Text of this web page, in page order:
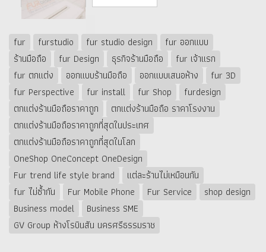
fur furstudio fur studio design
fur ออกแบบ
ร้านมือถือ
fur Design ธุรกิจร้านมือถือ
fur เจ้าแรก
fur ตกแต่ง
ออกแบบร้านมือถือ ออกแบบเสนอห้าง
fur 3D
fur Perspective
fur install fur Shop
furdesign
ตกแต่งร้านมือถือราคาถูก
ตกแต่งร้านมือถือ ราคาโรงงาน
ตกแต่งร้านมือถือราคาถูกที่สุดในประเทศ
ตกแต่งร้านมือถือราคาถูกที่สุดในโลก
OneShop OneConcept OneDesign
Fur trend life style brand
แต่ละร้านไม่เหมือนกัน
fur ไม่ซ้ำกัน
Fur Mobile Phone Fur Service
shop design
Business model
Business SME
GV Group ห้างโรบินสัน นครศรีธรรมราช